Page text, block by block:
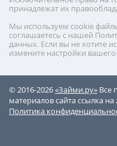
принадлежат их
Мы используем cookie
соглашаетесь с нашей
данных. Если вы не хотите
измените настройки
© 2016-2026«Займи.ру» Все
материалов сайта ссылка
Политика